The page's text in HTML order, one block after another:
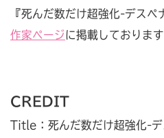
『死んだ数だけ超強化-デス
作家ページに掲載しております
CREDIT
Title：死んだ数だけ超強化-